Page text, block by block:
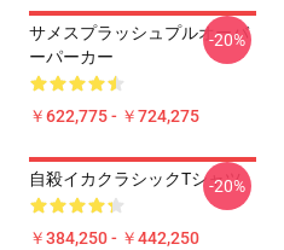
サメスプラッシュプルオーバ
ーパーカー
￥622,775 - ￥724,275
-20%
自殺イカクラシックTシャツ
￥384,250 - ￥442,250
-20%